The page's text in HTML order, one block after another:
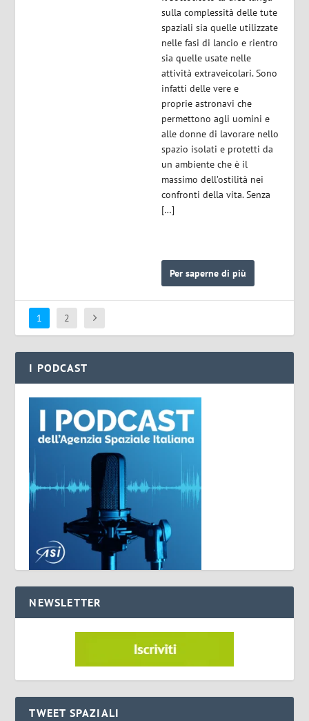
sulla complessità delle tute
spaziali sia quelle utilizzate
nelle fasi di lancio e rientro
sia quelle usate nelle
attività extraveicolari. Sono
infatti delle vere e
proprie astronavi che
permettono agli uomini e
alle donne di lavorare nello
spazio isolati e protetti da
un ambiente che è il
massimo dell’ostilità nei
confronti della vita. Senza
[…]
Per saperne di più
1 2
I PODCAST
NEWSLETTER
TWEET SPAZIALI